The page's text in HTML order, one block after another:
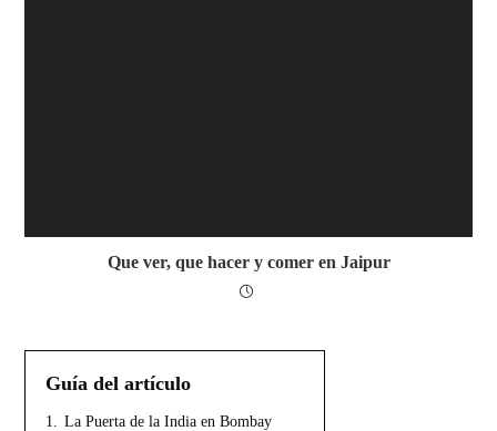
Que ver, que hacer y comer en Jaipur
Guía del artículo
1.
La Puerta de la India en Bombay